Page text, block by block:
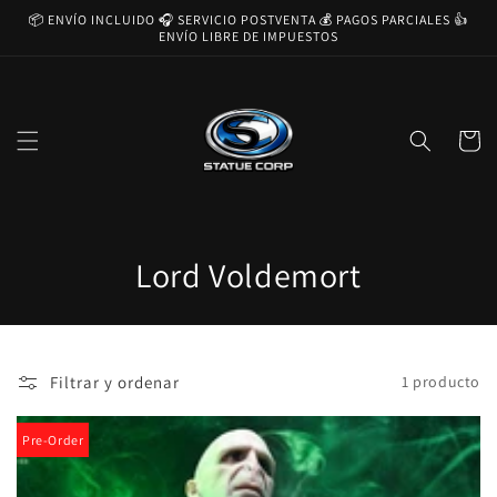
directamente
📦 ENVÍO INCLUIDO 🎧 SERVICIO POSTVENTA 💰 PAGOS PARCIALES 👍
ENVÍO LIBRE DE IMPUESTOS
Carrito
C
o
e
Lord Voldemort
Filtrar y ordenar 1 producto
Pre-Order